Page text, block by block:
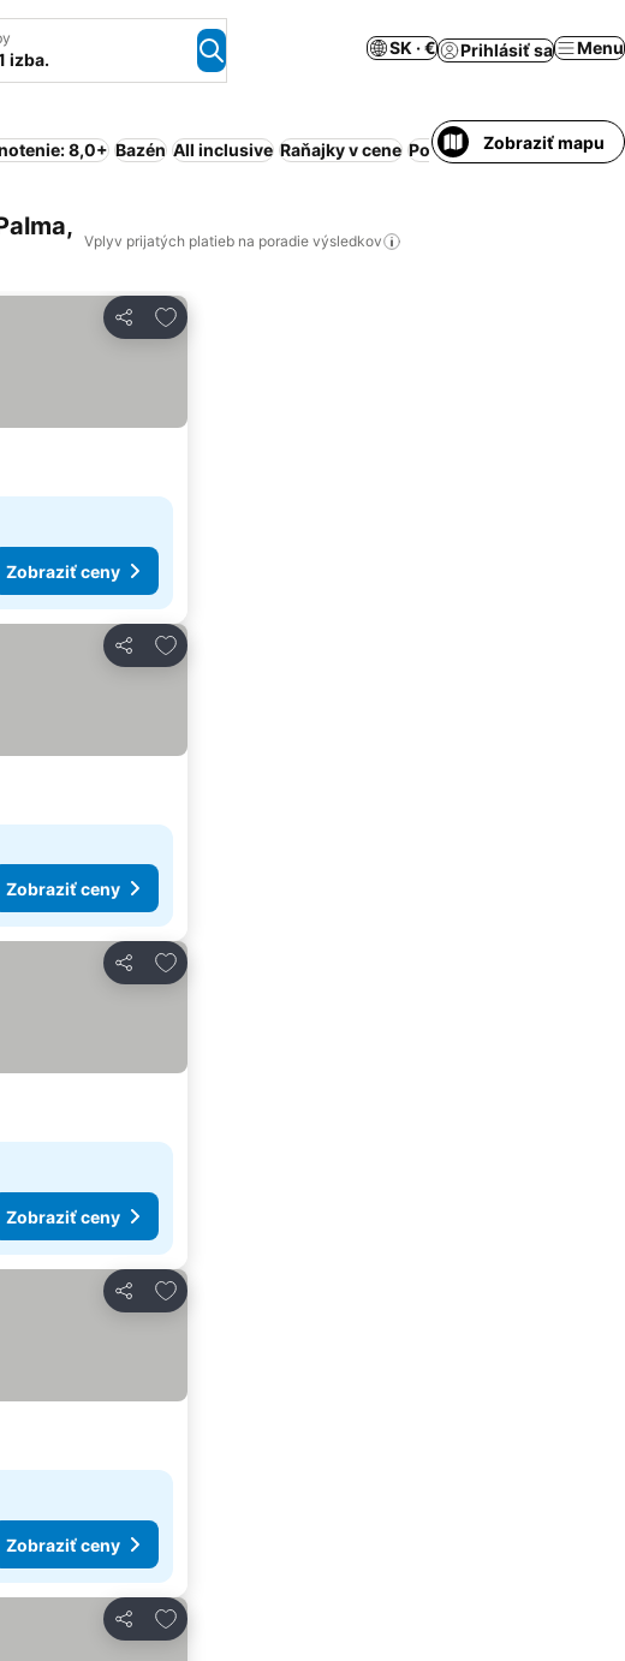
izba.
SK · € Prihlásiť sa Menu
8,0+ Bazén All inclusive Raňajky v cene Polpenzia Pláž
Zobraziť mapu
Vplyv prijatých platieb na poradie výsledkov
Zdieľať
Pridať do obľúbených
Zobraziť ceny
Zdieľať
Pridať do obľúbených
Zobraziť ceny
Zdieľať
Pridať do obľúbených
Zobraziť ceny
Zdieľať
Pridať do obľúbených
Zobraziť ceny
Zdieľať
Pridať do obľúbených